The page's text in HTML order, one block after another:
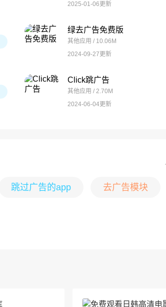
2025-01-06更新
绿去广告免费版
其他应用 / 10.06M
2024-09-27更新
Click跳广告
其他应用 / 2.70M
2024-06-04更新
跳过广告的app 去广告模块